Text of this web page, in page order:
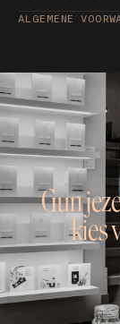
ALGEMENE
Gun
kies